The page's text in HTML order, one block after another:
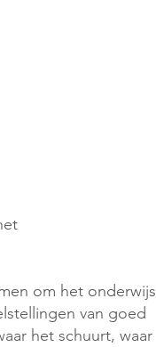
om het onderwijs
van goed
het schuurt, waar